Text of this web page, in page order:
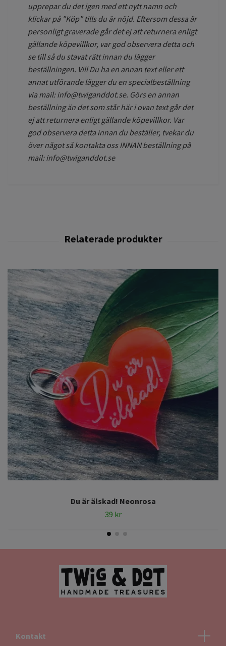
upprepar du det igen med ett nytt namn och
klickar på "Köp" tills du är nöjd. Eftersom dessa är
personligt graverade går det ej att returnera enligt
gällande köpevillkor, var god observera detta och
se till så du stavat rätt innan du lägger
beställningen. Vill Du ha en annan text eller ett
annat utförande lägger du en specialbeställning
via mail:info@twiganddot.se. Görs en annan
beställning än det som står här i ovan text går det
ej att returnera enligt gällande köpevillkor. Var
god observera detta innan du beställer, tvekar du
över något så kontakta oss INNAN beställning på
mail:info@twiganddot.se
Du är älskad! Neonrosa
39 kr
Kontakt